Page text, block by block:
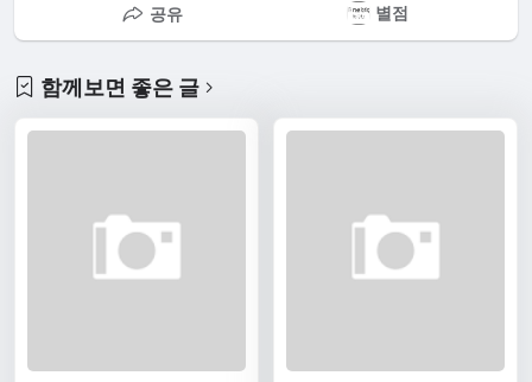
공유
별점
함께보면 좋은 글